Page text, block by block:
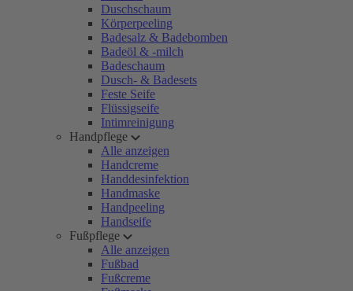
Duschschaum
Körperpeeling
Badesalz & Badebomben
Badeöl & -milch
Badeschaum
Dusch- & Badesets
Feste Seife
Flüssigseife
Intimreinigung
Handpflege
Alle anzeigen
Handcreme
Handdesinfektion
Handmaske
Handpeeling
Handseife
Fußpflege
Alle anzeigen
Fußbad
Fußcreme